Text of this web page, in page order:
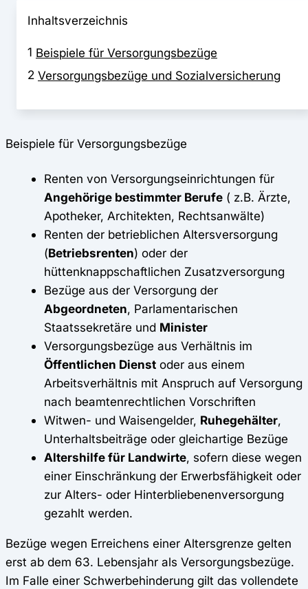
Inhaltsverzeichnis
1 Beispiele für Versorgungsbezüge
2 Versorgungsbezüge und Sozialversicherung
Beispiele für Versorgungsbezüge
Renten von Versorgungseinrichtungen für
Angehörige bestimmter Berufe ( z.B. Ärzte,
Apotheker, Architekten, Rechtsanwälte)
Renten der betrieblichen Altersversorgung
(Betriebsrenten) oder der
hüttenknappschaftlichen Zusatzversorgung
Bezüge aus der Versorgung der
Abgeordneten, Parlamentarischen
Staatssekretäre und Minister
Versorgungsbezüge aus Verhältnis im
Öffentlichen Dienst oder aus einem
Arbeitsverhältnis mit Anspruch auf Versorgung
nach beamtenrechtlichen Vorschriften
Witwen- und Waisengelder, Ruhegehälter,
Unterhaltsbeiträge oder gleichartige Bezüge
Altershilfe für Landwirte, sofern diese wegen
einer Einschränkung der Erwerbsfähigkeit oder
zur Alters- oder Hinterbliebenenversorgung
gezahlt werden.
Bezüge wegen Erreichens einer Altersgrenze gelten
erst ab dem 63. Lebensjahr als Versorgungsbezüge.
Im Falle einer Schwerbehinderung gilt das vollendete